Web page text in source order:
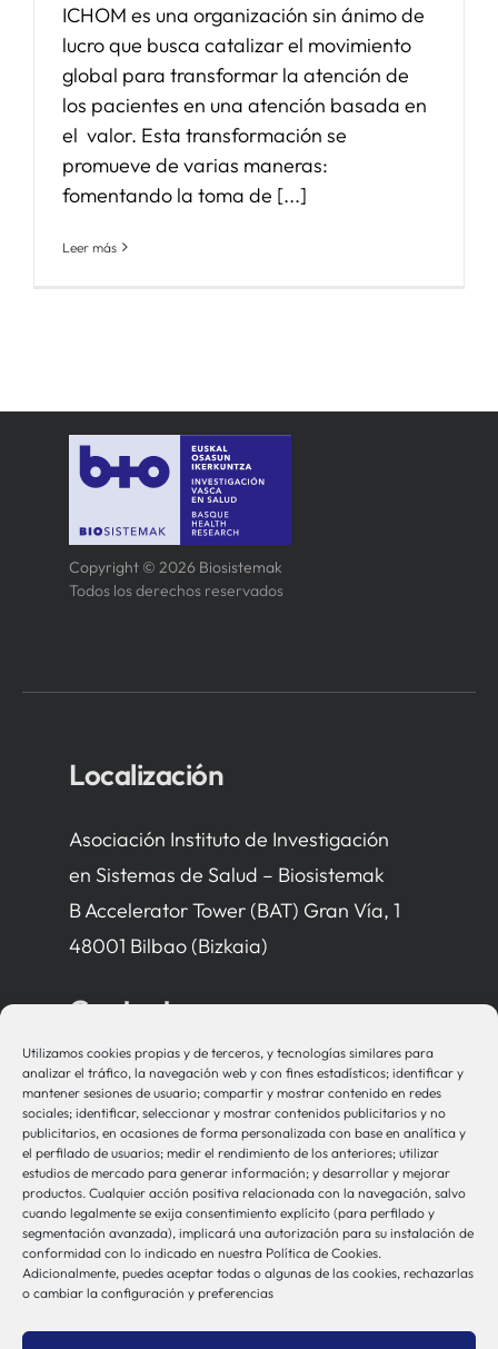
Utilizamos cookies propias y de terceros, y tecnologías similares para
analizar el tráfico, la navegación web y con fines estadísticos; identificar y
mantener sesiones de usuario; compartir y mostrar contenido en redes
sociales; identificar, seleccionar y mostrar contenidos publicitarios y no
publicitarios, en ocasiones de forma personalizada con base en analítica y
el perfilado de usuarios; medir el rendimiento de los anteriores; utilizar
estudios de mercado para generar información; y desarrollar y mejorar
productos. Cualquier acción positiva relacionada con la navegación, salvo
cuando legalmente se exija consentimiento explícito (para perfilado y
segmentación avanzada), implicará una autorización para su instalación de
conformidad con lo indicado en nuestra Política de Cookies.
Adicionalmente, puedes aceptar todas o algunas de las cookies, rechazarlas
o cambiar la configuración y preferencias
ICHOM es una organización sin ánimo de
lucro que busca catalizar el movimiento
global para transformar la atención de
los pacientes en una atención basada en
el valor. Esta transformación se
promueve de varias maneras:
fomentando la toma de [...]
Leer más
Copyright © 2026 Biosistemak
Todos los derechos reservados
Localización
Asociación Instituto de Investigación
en Sistemas de Salud – Biosistemak
B Accelerator Tower (BAT) Gran Vía, 1
48001 Bilbao (Bizkaia)
Contacto
bio-sistemak@bio-sistemak.eus
944 00 77 90
Otros Enlaces
Osakidetza